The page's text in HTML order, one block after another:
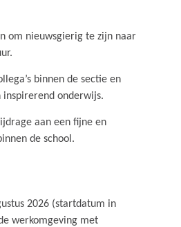
om nieuwsgierig te zijn naar
binnen de sectie en
onderwijs.
aan een fijne en
de school.
2026 (startdatum in
werkomgeving met